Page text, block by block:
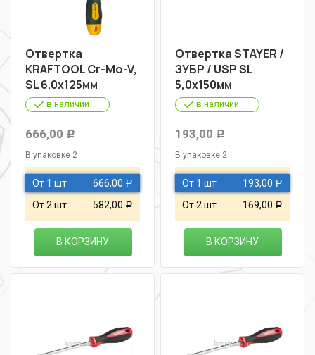
Отвертка
KRAFTOOL Cr-Mo-V,
SL 6.0х125мм
в наличии
666,00 Р
В упаковке 2
От 1 шт 666,00 Р
От 2 шт 582,00 Р
В КОРЗИНУ
Отвертка STAYER /
ЗУБР / USP SL
5,0х150мм
в наличии
193,00 Р
В упаковке 2
От 1 шт 193,00 Р
От 2 шт 169,00 Р
В КОРЗИНУ